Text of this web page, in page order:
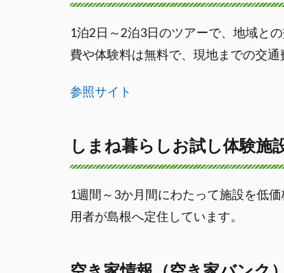
1泊2日～2泊3日のツアーで、地域と
費や体験料は無料で、現地までの交
参照サイト
しまね暮らしお試し体験施
1週間～3か月間にわたって施設を低
用者が島根へ定住しています。